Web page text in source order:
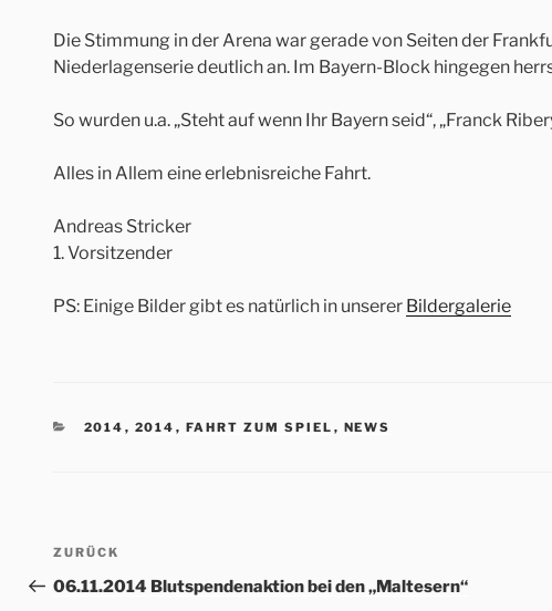
Die Stimmung in der Arena war gerade von Seiten der
Niederlagenserie deutlich an. Im Bayern-Block hingegen
So wurden u.a. „Steht auf wenn Ihr Bayern seid“, „Franck
Alles in Allem eine erlebnisreiche Fahrt.
Andreas Stricker
1. Vorsitzender
PS: Einige Bilder gibt es natürlich in unserer Bildergalerie
KATEGORIEN
2014 , 2014 , FAHRT ZUM SPIEL , NEWS
Beitrags-
Navigation
Vorheriger
Beitrag
ZURÜCK
06.11.2014 Blutspendenaktion bei den „Maltesern“